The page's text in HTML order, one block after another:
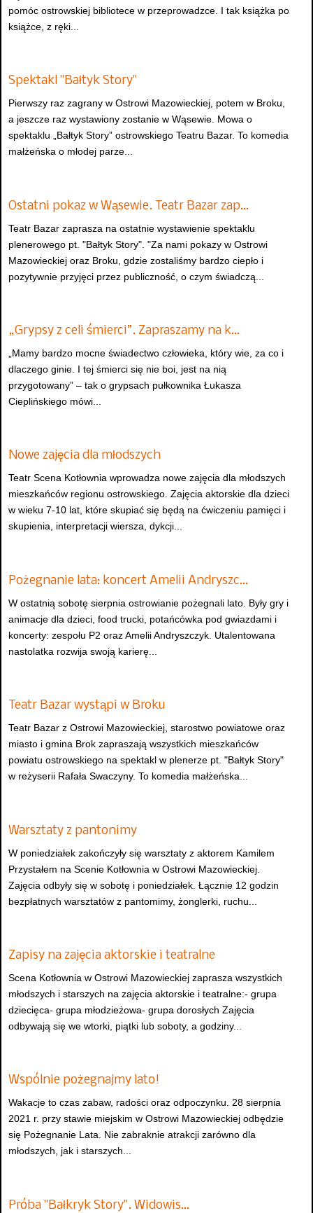
pomóc ostrowskiej bibliotece w przeprowadzce. I tak książka po
książce, z ręki...
Spektakl "Bałtyk Story"
Pierwszy raz zagrany w Ostrowi Mazowieckiej, potem w Broku,
a jeszcze raz wystawiony zostanie w Wąsewie. Mowa o
spektaklu „Bałtyk Story” ostrowskiego Teatru Bazar. To komedia
małżeńska o młodej parze...
Ostatni pokaz w Wąsewie. Teatr Bazar zap…
Teatr Bazar zaprasza na ostatnie wystawienie spektaklu
plenerowego pt. "Bałtyk Story". "Za nami pokazy w Ostrowi
Mazowieckiej oraz Broku, gdzie zostaliśmy bardzo ciepło i
pozytywnie przyjęci przez publiczność, o czym świadczą...
„Grypsy z celi śmierci”. Zapraszamy na k…
„Mamy bardzo mocne świadectwo człowieka, który wie, za co i
dlaczego ginie. I tej śmierci się nie boi, jest na nią
przygotowany” – tak o grypsach pułkownika Łukasza
Cieplińskiego mówi...
Nowe zajęcia dla młodszych
Teatr Scena Kotłownia wprowadza nowe zajęcia dla młodszych
mieszkańców regionu ostrowskiego. Zajęcia aktorskie dla dzieci
w wieku 7-10 lat, które skupiać się będą na ćwiczeniu pamięci i
skupienia, interpretacji wiersza, dykcji...
Pożegnanie lata: koncert Amelii Andryszc…
W ostatnią sobotę sierpnia ostrowianie pożegnali lato. Były gry i
animacje dla dzieci, food trucki, potańcówka pod gwiazdami i
koncerty: zespołu P2 oraz Amelii Andryszczyk. Utalentowana
nastolatka rozwija swoją karierę...
Teatr Bazar wystąpi w Broku
Teatr Bazar z Ostrowi Mazowieckiej, starostwo powiatowe oraz
miasto i gmina Brok zapraszają wszystkich mieszkańców
powiatu ostrowskiego na spektakl w plenerze pt. "Bałtyk Story"
w reżyserii Rafała Swaczyny. To komedia małżeńska...
Warsztaty z pantonimy
W poniedziałek zakończyły się warsztaty z aktorem Kamilem
Przystałem na Scenie Kotłownia w Ostrowi Mazowieckiej.
Zajęcia odbyły się w sobotę i poniedziałek. Łącznie 12 godzin
bezpłatnych warsztatów z pantomimy, żonglerki, ruchu...
Zapisy na zajęcia aktorskie i teatralne
Scena Kotłownia w Ostrowi Mazowieckiej zaprasza wszystkich
młodszych i starszych na zajęcia aktorskie i teatralne:- grupa
dziecięca- grupa młodzieżowa- grupa dorosłych Zajęcia
odbywają się we wtorki, piątki lub soboty, a godziny...
Wspólnie pożegnajmy lato!
Wakacje to czas zabaw, radości oraz odpoczynku. 28 sierpnia
2021 r. przy stawie miejskim w Ostrowi Mazowieckiej odbędzie
się Pożegnanie Lata. Nie zabraknie atrakcji zarówno dla
młodszych, jak i starszych...
Próba "Bałkryk Story". Widowis…